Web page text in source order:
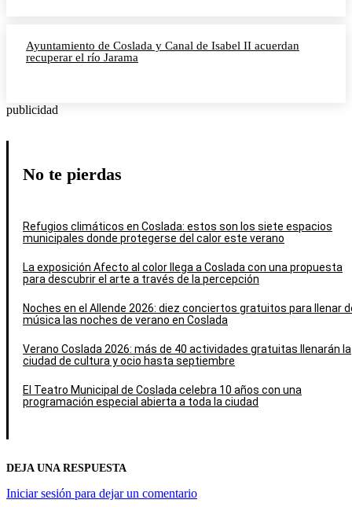
Ayuntamiento de Coslada y Canal de Isabel II acuerdan
recuperar el río Jarama
publicidad
No te pierdas
Refugios climáticos en Coslada: estos son los siete espacios
municipales donde protegerse del calor este verano
La exposición Afecto al color llega a Coslada con una propuesta
para descubrir el arte a través de la percepción
Noches en el Allende 2026: diez conciertos gratuitos para llenar
música las noches de verano en Coslada
Verano Coslada 2026: más de 40 actividades gratuitas llenarán la
ciudad de cultura y ocio hasta septiembre
El Teatro Municipal de Coslada celebra 10 años con una
programación especial abierta a toda la ciudad
DEJA UNA RESPUESTA
Iniciar sesión para dejar un comentario